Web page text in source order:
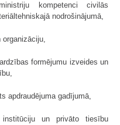
kompetenci civilās
nodrošinājumā,
organizāciju,
formējumu izveides un
apdraudējuma gadījumā,
un privāto tiesību